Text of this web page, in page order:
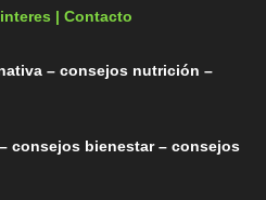
| Contacto
– consejos nutrición –
consejos bienestar – consejos